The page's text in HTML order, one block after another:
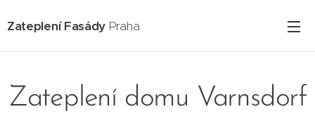
Zateplení Fasády Praha
Zateplení domu Varnsdorf